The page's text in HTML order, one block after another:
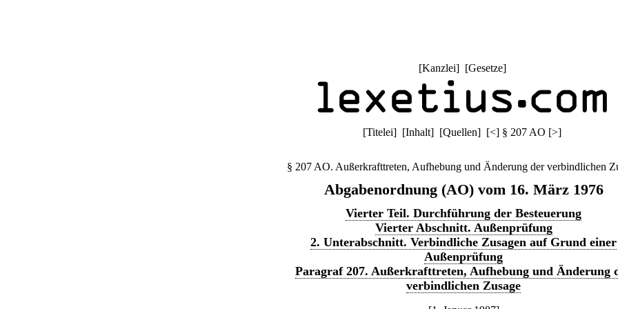
[Kanzlei] [Gesetze]
[Titelei] [Inhalt] [Quellen] [<] § 207 AO [>]
§ 207 AO. Außerkrafttreten, Aufhebung und Änderung der verbindlichen
Abgabenordnung (AO) vom 16. März 1976
Vierter Teil. Durchführung der Besteuerung
Vierter Abschnitt. Außenprüfung
2. Unterabschnitt. Verbindliche Zusagen auf Grund einer
Außenprüfung
Paragraf 207. Außerkrafttreten, Aufhebung und Änderung
verbindlichen Zusage